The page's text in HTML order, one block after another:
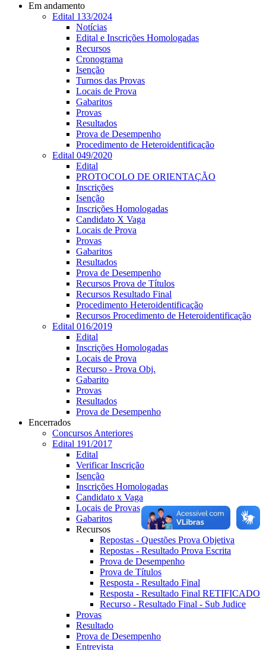
Em andamento
Edital 133/2024
Notícias
Edital e Inscrições Homologadas
Recursos
Cronograma
Isenção
Turnos das Provas
Locais de Prova
Gabaritos
Provas
Resultados
Prova de Desempenho
Procedimento de Heteroidentificação
Edital 049/2020
Edital
PROTOCOLO DE ORIENTAÇÃO
Inscrições
Isenção
Inscrições Homologadas
Candidato X Vaga
Locais de Prova
Provas
Gabaritos
Resultados
Prova de Desempenho
Recursos Prova de Títulos
Recursos Resultado Final
Procedimento Heteroidentificação
Recursos Procedimento de Heteroidentificação
Edital 016/2019
Edital
Inscrições Homologadas
Locais de Prova
Recurso - Prova Obj.
Gabarito
Provas
Resultados
Prova de Desempenho
Encerrados
Concursos Anteriores
Edital 191/2017
Edital
Verificar Inscrição
Isenção
Inscrições Homologadas
Candidato x Vaga
Locais de Provas
Gabaritos
Recursos
Repostas - Questões Prova Objetiva
Repostas - Resultado Prova Escrita
Prova de Desempenho
Prova de Títulos
Resposta - Resultado Final
Resposta - Resultado Final RETIFICADO
Recurso - Resultado Final - Sub Judice
Provas
Resultado
Prova de Desempenho
Entrevista